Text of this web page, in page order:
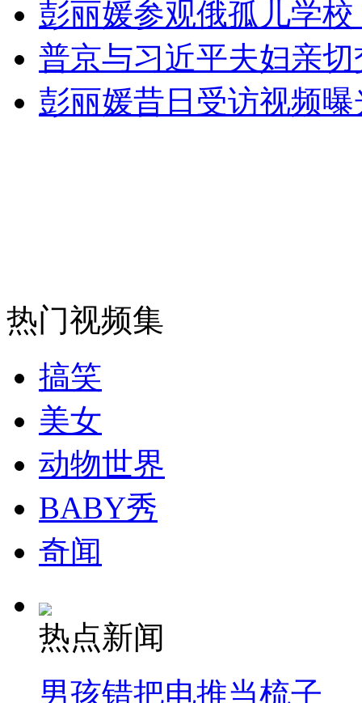
无痛分娩是否安全 医生回应
外交部：反对强权政治霸凌主义
纽约上演“枕头大战”
司机酒驾遇交警 急速倒车逃窜
彭丽媛参观俄孤儿学
普京与习近平夫妇亲
彭丽媛昔日受访视频
热门视频集
搞笑
美女
动物世界
BABY秀
奇闻
热点新闻
男孩错把电推当梳子